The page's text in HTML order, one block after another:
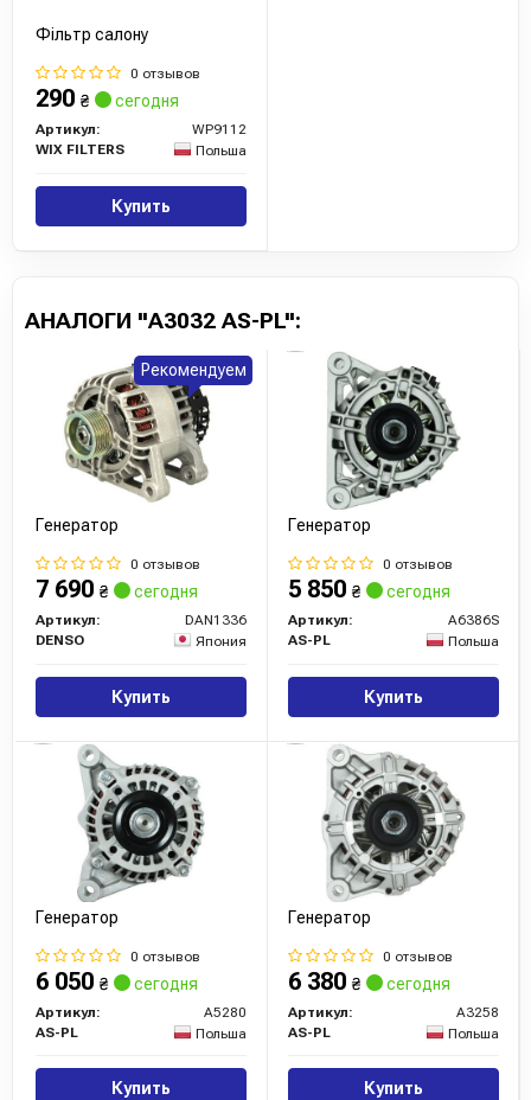
Фільтр салону
0 отзывов
290 ₴ сегодня
Артикул:
WP9112
WIX FILTERS
Польша
Купить
АНАЛОГИ "A3032 AS-PL":
Генератор
0 отзывов
7 690 ₴ сегодня
Артикул:
DAN1336
DENSO
Япония
Купить
Рекомендуем
Генератор
0 отзывов
5 850 ₴ сегодня
Артикул:
A6386S
AS-PL
Польша
Купить
Генератор
0 отзывов
6 050 ₴ сегодня
Артикул:
A5280
AS-PL
Польша
Купить
Генератор
0 отзывов
6 380 ₴ сегодня
Артикул:
A3258
AS-PL
Польша
Купить